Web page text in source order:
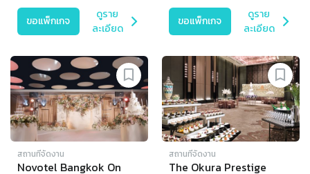
ขอแพ็กเกจ
ดูราย
ละเอียด
ขอแพ็กเกจ
ดูราย
ละเอียด
สถานที่จัดงาน
Novotel Bangkok On
สถานที่จัดงาน
The Okura Prestige